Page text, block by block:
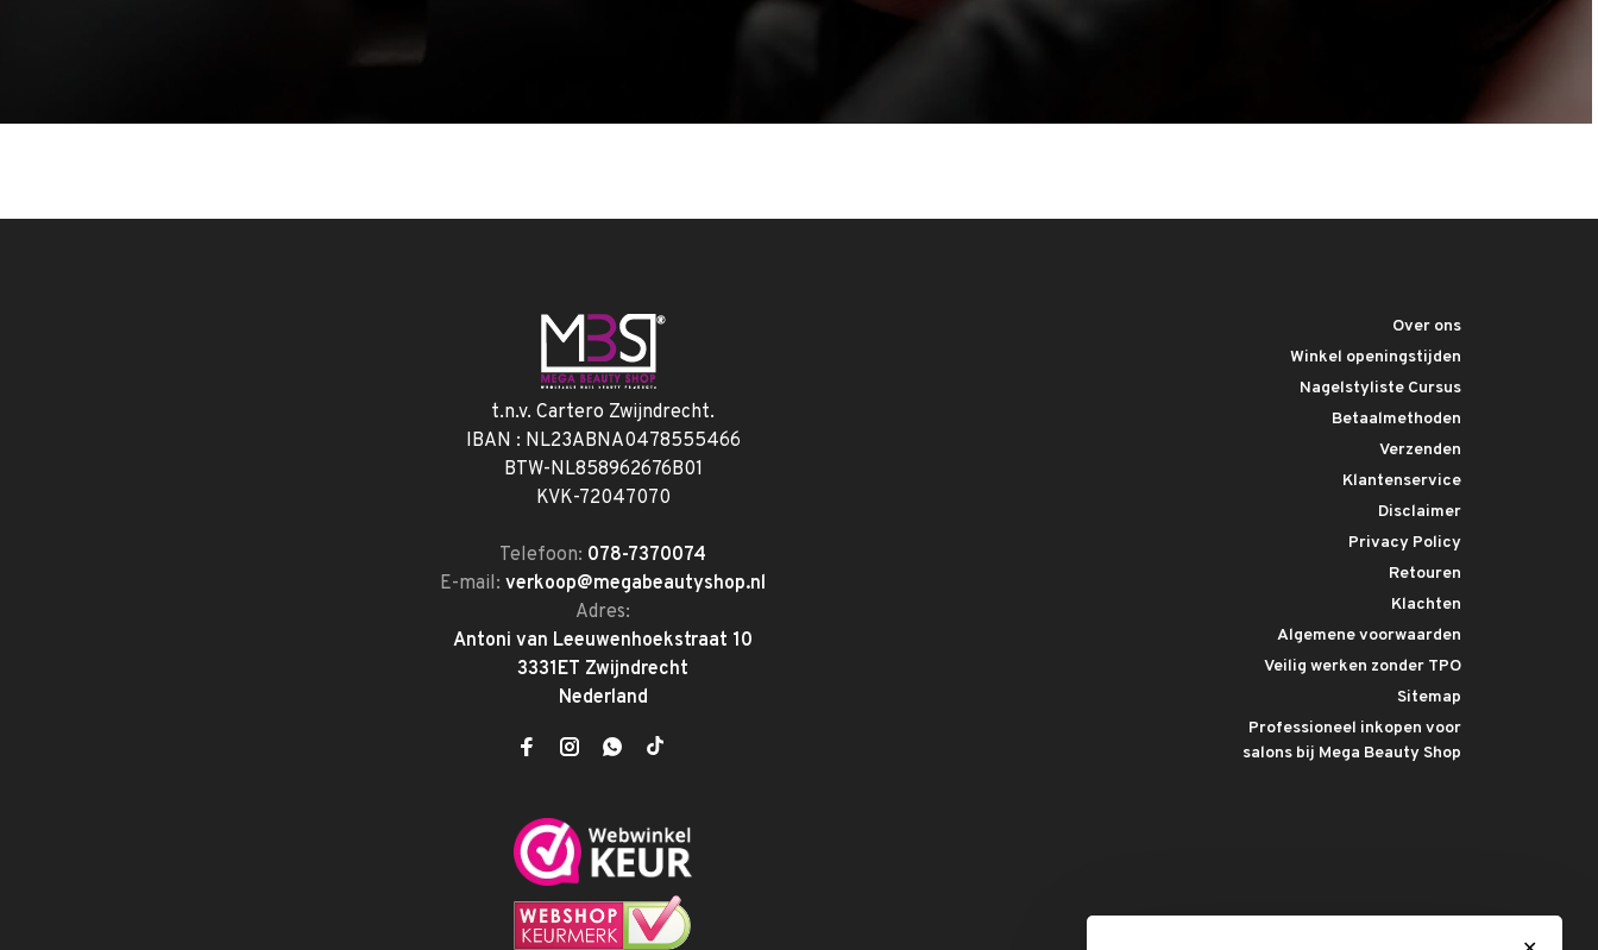
t.n.v. Cartero Zwijndrecht.
IBAN : NL23ABNA0478555466
BTW-NL858962676B01
KVK-72047070
Telefoon: 078-7370074
E-mail:verkoop@megabeautyshop.nl
Adres:
Antoni van Leeuwenhoekstraat 10
3331ET Zwijndrecht
Nederland
Over ons
Winkel openingstijden
Nagelstyliste Cursus
Betaalmethoden
Verzenden
Klantenservice
Disclaimer
Privacy Policy
Retouren
Klachten
Algemene voorwaarden
Veilig werken zonder TPO
Sitemap
Professioneel inkopen voor
salons bij Mega Beauty Shop